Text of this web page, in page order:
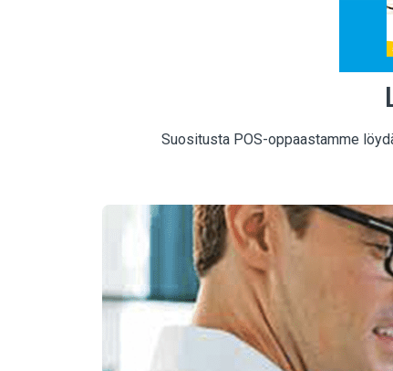
Suositusta POS-oppaastamme